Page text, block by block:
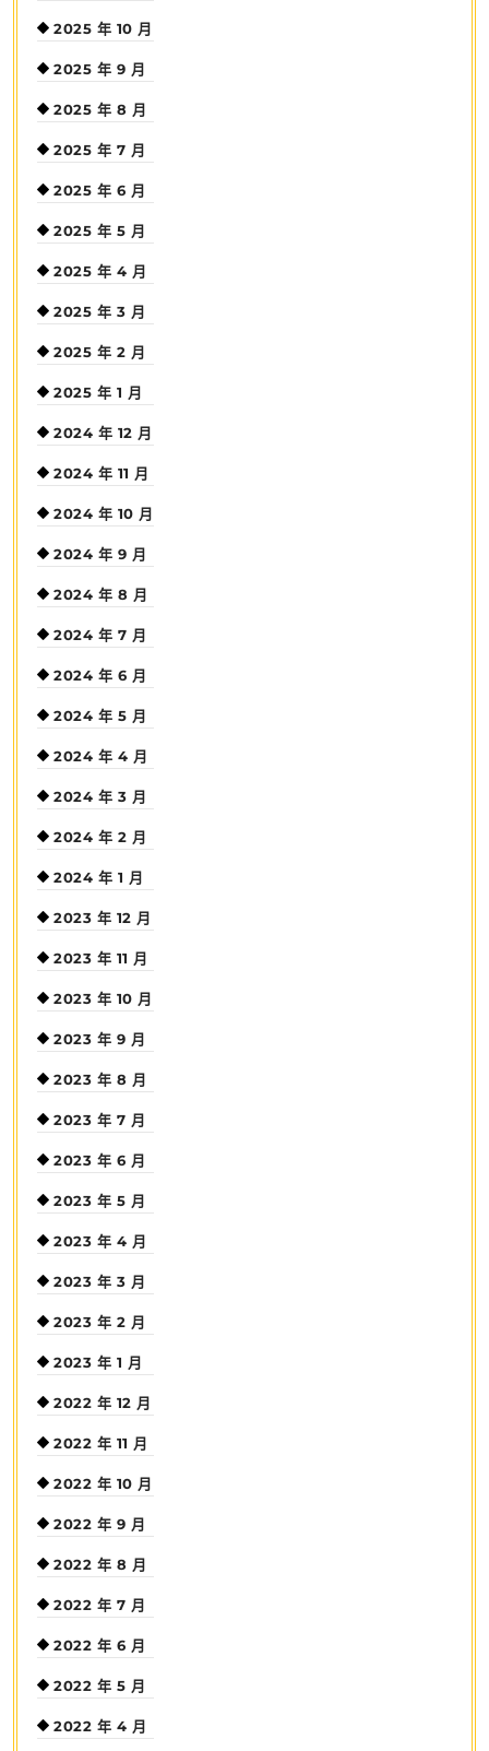
2025 年 10 月
2025 年 9 月
2025 年 8 月
2025 年 7 月
2025 年 6 月
2025 年 5 月
2025 年 4 月
2025 年 3 月
2025 年 2 月
2025 年 1 月
2024 年 12 月
2024 年 11 月
2024 年 10 月
2024 年 9 月
2024 年 8 月
2024 年 7 月
2024 年 6 月
2024 年 5 月
2024 年 4 月
2024 年 3 月
2024 年 2 月
2024 年 1 月
2023 年 12 月
2023 年 11 月
2023 年 10 月
2023 年 9 月
2023 年 8 月
2023 年 7 月
2023 年 6 月
2023 年 5 月
2023 年 4 月
2023 年 3 月
2023 年 2 月
2023 年 1 月
2022 年 12 月
2022 年 11 月
2022 年 10 月
2022 年 9 月
2022 年 8 月
2022 年 7 月
2022 年 6 月
2022 年 5 月
2022 年 4 月